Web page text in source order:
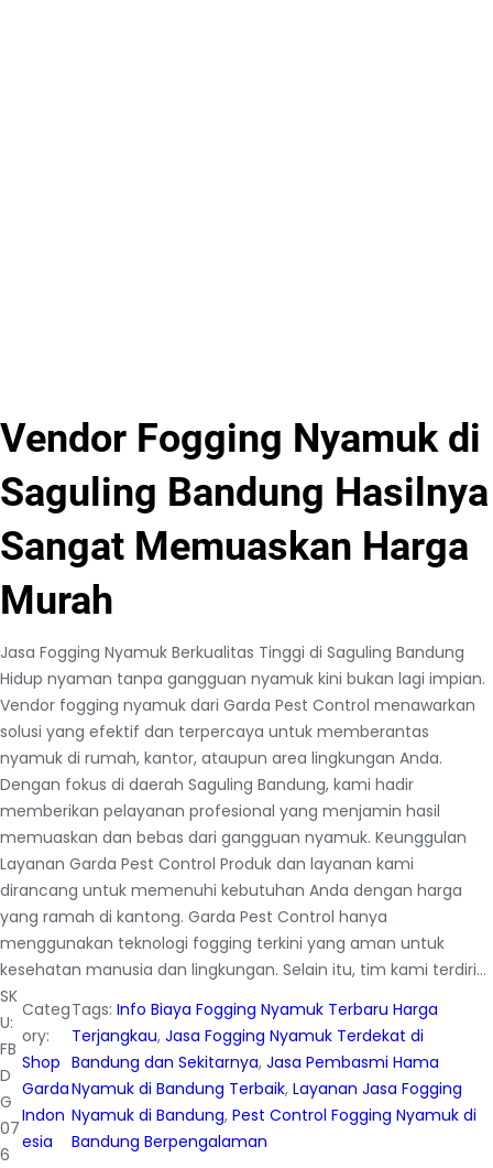
Vendor Fogging Nyamuk di
Saguling Bandung Hasilnya
Sangat Memuaskan Harga
Murah
Jasa Fogging Nyamuk Berkualitas Tinggi di Saguling Bandung
Hidup nyaman tanpa gangguan nyamuk kini bukan lagi impian.
Vendor fogging nyamuk dari Garda Pest Control menawarkan
solusi yang efektif dan terpercaya untuk memberantas
nyamuk di rumah, kantor, ataupun area lingkungan Anda.
Dengan fokus di daerah Saguling Bandung, kami hadir
memberikan pelayanan profesional yang menjamin hasil
memuaskan dan bebas dari gangguan nyamuk. Keunggulan
Layanan Garda Pest Control Produk dan layanan kami
dirancang untuk memenuhi kebutuhan Anda dengan harga
yang ramah di kantong. Garda Pest Control hanya
menggunakan teknologi fogging terkini yang aman untuk
kesehatan manusia dan lingkungan. Selain itu, tim kami terdiri…
SK
U:
FB
D
G
07
6
Categ
ory:
Shop
Garda
Indon
esia
Tags:Info Biaya Fogging Nyamuk Terbaru Harga
Terjangkau, Jasa Fogging Nyamuk Terdekat di
Bandung dan Sekitarnya, Jasa Pembasmi Hama
Nyamuk di Bandung Terbaik, Layanan Jasa Fogging
Nyamuk di Bandung, Pest Control Fogging Nyamuk di
Bandung Berpengalaman